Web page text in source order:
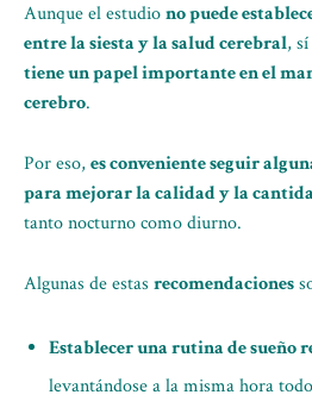
Aunque el estudiono puede
entre la siesta y la salud cerebral,
tiene un papel importante en el
cerebro.
Por eso, es conveniente seguir
para mejorar la calidad y la
tanto nocturno como diurno.
Algunas de estas recomendaciones
Establecer una rutina de sueño
levantándose a la misma hora